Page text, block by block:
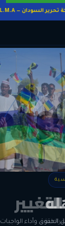
حركة تحرير السودان — Sudan Liberation Movement S.L.M.A
الحقوق وأداء الواجبات